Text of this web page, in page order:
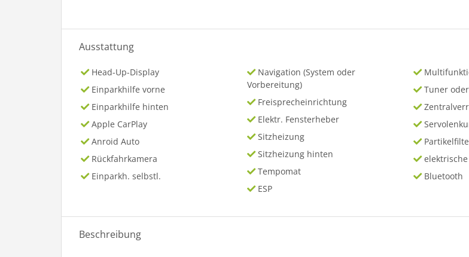
Ausstattung
Head-Up-Display
Einparkhilfe vorne
Einparkhilfe hinten
Apple CarPlay
Anroid Auto
Rückfahrkamera
Einparkh. selbstl.
Navigation (System oder
Vorbereitung)
Freisprecheinrichtung
Elektr. Fensterheber
Sitzheizung
Sitzheizung hinten
Tempomat
ESP
Tuner
Bluetooth
Beschreibung